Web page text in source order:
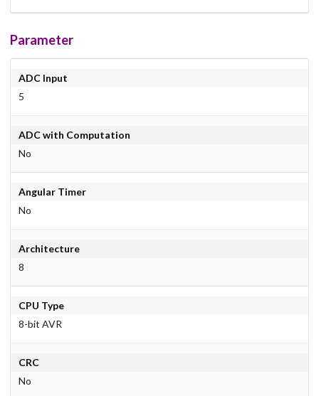
Parameter
ADC Input
5
ADC with Computation
No
Angular Timer
No
Architecture
8
CPU Type
8-bit AVR
CRC
No